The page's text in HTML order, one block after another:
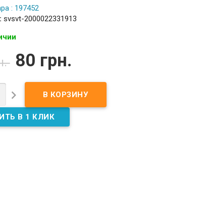
: 197452
svsvt-2000022331913
80 грн.
